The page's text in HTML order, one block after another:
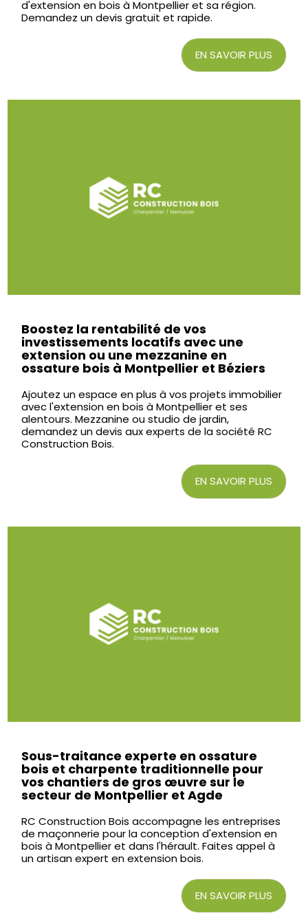
d'extension en bois à Montpellier et sa région.
Demandez un devis gratuit et rapide.
EN SAVOIR PLUS
Boostez la rentabilité de vos
investissements locatifs avec une
extension ou une mezzanine en
ossature bois à Montpellier et Béziers
Ajoutez un espace en plus à vos projets immobilier
avec l'extension en bois à Montpellier et ses
alentours. Mezzanine ou studio de jardin,
demandez un devis aux experts de la société RC
Construction Bois.
EN SAVOIR PLUS
Sous-traitance experte en ossature
bois et charpente traditionnelle pour
vos chantiers de gros œuvre sur le
secteur de Montpellier et Agde
RC Construction Bois accompagne les entreprises
de maçonnerie pour la conception d'extension en
bois à Montpellier et dans l'hérault. Faites appel à
un artisan expert en extension bois.
EN SAVOIR PLUS